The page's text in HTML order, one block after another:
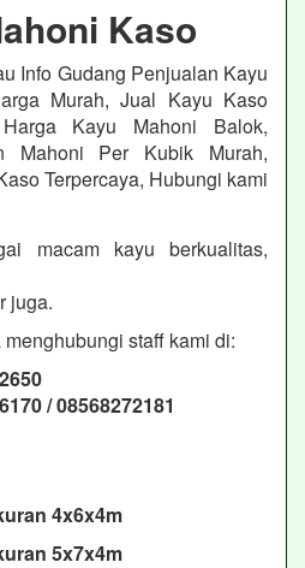
Kaso
Info Gudang Penjualan Kayu
Murah, Jual Kayu Kaso
Kayu Mahoni Balok,
Mahoni Per Kubik Murah,
Terpercaya, Hubungi kami
macam kayu berkualitas,
juga.
staff kami di:
/ 08568272181
4x6x4m
5x7x4m